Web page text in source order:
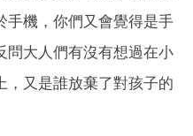
手機，你們又會覺得是手
問大人們有沒有想過在小
，又是誰放棄了對孩子的